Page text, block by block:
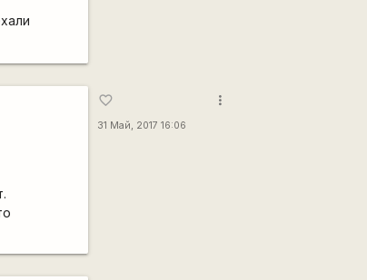
favorite_border
31 Май, 2017 16:06
more_vert